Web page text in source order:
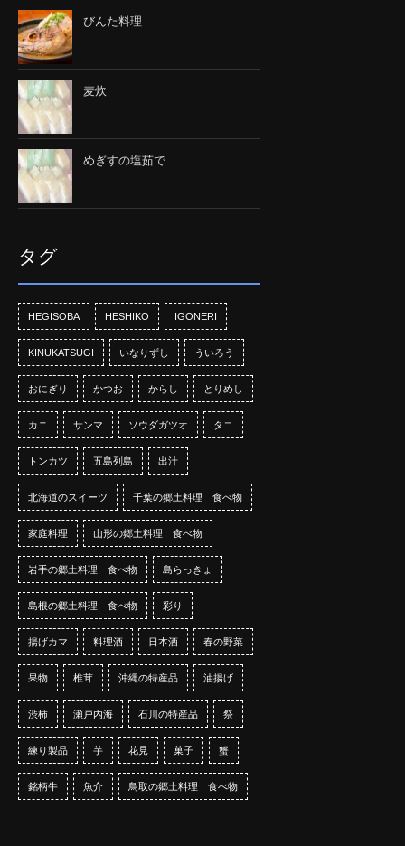
びんた料理
麦炊
めぎすの塩茹で
タグ
HEGISOBA HESHIKO IGONERI
KINUKATSUGI いなりずし ういろう
おにぎり かつお からし とりめし
カニ サンマ ソウダガツオ タコ
トンカツ 五島列島 出汁
北海道のスイーツ 千葉の郷土料理 食べ物
家庭料理 山形の郷土料理 食べ物
岩手の郷土料理 食べ物 島らっきょ
島根の郷土料理 食べ物 彩り
揚げカマ 料理酒 日本酒 春の野菜
果物 椎茸 沖縄の特産品 油揚げ
渋柿 瀬戸内海 石川の特産品 祭
練り製品 芋 花見 菓子 蟹
銘柄牛 魚介 鳥取の郷土料理 食べ物